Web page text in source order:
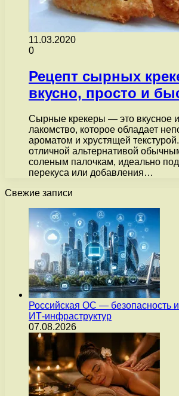
11.03.2020
0
Рецепт сырных
вкусно, просто и
Сырные крекеры — это вкусное
лакомство, которое обладает
ароматом и хрустящей
отличной альтернативой
соленым палочкам, идеально
перекуса или добавления…
Свежие записи
Российская ОС — безопасность
ИТ-инфраструктур
07.08.2026